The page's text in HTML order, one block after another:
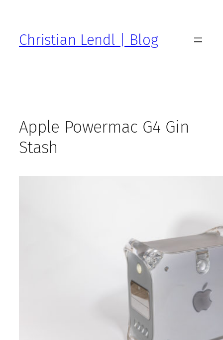
Christian Lendl | Blog
Apple Powermac G4 Gin
Stash